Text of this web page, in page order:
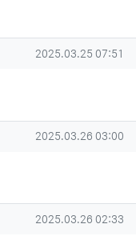
작성일
2025.03.25 07:51
작성일
2025.03.26 03:00
작성일
2025.03.26 02:33